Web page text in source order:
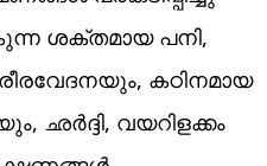
ശക്തമായ പനി,
കഠിനമായ
ഛർദ്ദി, വയറിളക്കം